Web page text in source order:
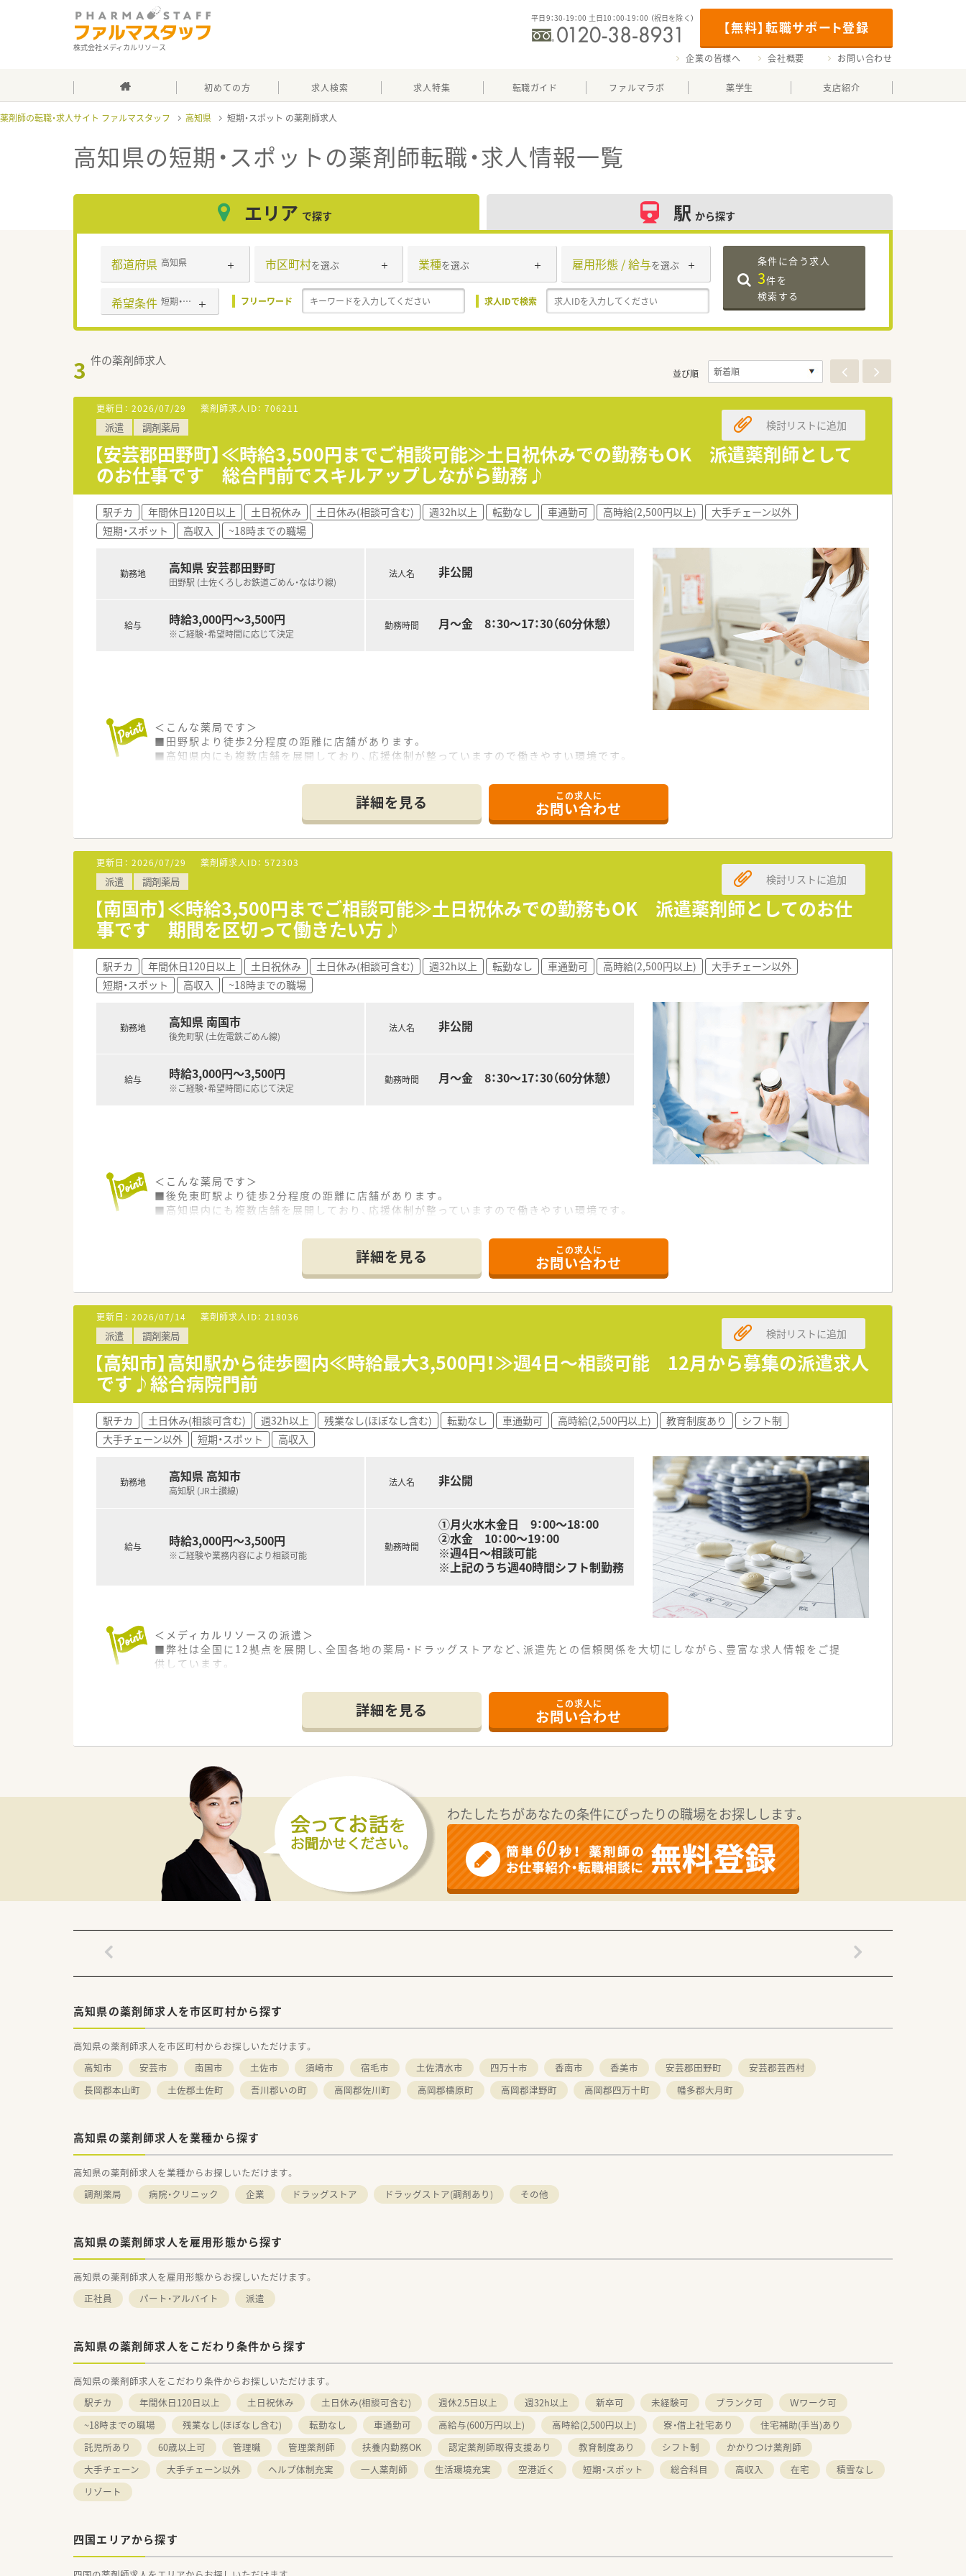
株式会社メディカルリソース
【無料】転職サポート登録
平日9：30-19：00 土日10：00-19：00 （祝日を除く）
企業の皆様へ 会社概要 お問い合わせ
初めての方 求人検索 求人特集 転職ガイド ファルマラボ 薬学生 支店紹介
薬剤師の転職・求人サイト ファルマスタッフ 高知県 短期・スポット
高知県の短期・スポットの薬剤師転職・求人情報一覧
エリア で探す 駅 から探す
都道府県 高知県 市区町村を選ぶ 業種を選ぶ 雇用形態 / 給与を選ぶ
希望条件 短期・スポット フリーワード 求人IDで検索
条件に合う求人
3件を
検索する
3 件の薬剤師求人
並び順
更新日： 2026/07/29 薬剤師求人ID： 706211
派遣 調剤薬局
【安芸郡田野町】≪時給3,500円までご相談可能≫土日祝休みでの勤務もOK 派遣薬剤師として
のお仕事です 総合門前でスキルアップしながら勤務♪
検討リストに追加
駅チカ 年間休日120日以上 土日祝休み 土日休み(相談可含む) 週32h以上 転勤なし 車通勤可 高時給(2,500円以上)
大手チェーン以外
短期・スポット
高収入 ~18時までの職場
勤務地 高知県 安芸郡田野町
田野駅 (土佐くろしお鉄道ごめん・なはり線)
給与 時給3,000円～3,500円
※ご経験・希望時間に応じて決定
法人名 非公開
勤務時間 月～金 8：30～17：30（60分休憩）
＜こんな薬局です＞
■田野駅より徒歩2分程度の距離に店舗があります。
■高知県内にも複数店舗を展開しており、応援体制が整っていますので働きやすい環境です。
■処方箋による調剤業務、服薬指導、薬剤情報の提供など
■近隣のクリニックより処方を応需しています。
＜メディカルリソースの派遣＞
■弊社は全国に12拠点を展開し、全国各地の薬局・ドラッグストアなど、派遣先との信頼関係を大切にしながら、豊富な求人情報をご提
供しています。
また、今後ご転居された場合でも、全国各地のエリア情報に精通したコンサルタントが皆様をお迎えいたします。
■充実した福利厚生！
福利厚生サービス利用可能・スポーツクラブ利用可能・特別休暇制度・慶弔見舞金制度などがございます。
■研修制度も充実！
e-ラーニング受講無料・ファーマシーセミナーへの参加無料・情報メディア「ファルマラボ」 などがございます。
■各種社会保険完備(雇用保険・社会保険：週20時間以上勤務者)
■就業日は当社負担にて薬剤師賠償責任保険が適用されますので、安心してご就業いただけます。
■有給休暇も取得(6ヶ月以上勤務)可能です。他にも、夏季休暇・結婚休暇・出産休暇（産休取得者以外）・産前産後休暇・忌引休暇・子の看
★少しでも気になった方はお気軽にお問合せください！
詳細を見る この求人に
お問い合わせ
更新日： 2026/07/29 薬剤師求人ID： 572303
派遣 調剤薬局
【南国市】≪時給3,500円までご相談可能≫土日祝休みでの勤務もOK 派遣薬剤師としてのお仕
事です 期間を区切って働きたい方♪
検討リストに追加
駅チカ 年間休日120日以上 土日祝休み 土日休み(相談可含む) 週32h以上 転勤なし 車通勤可 高時給(2,500円以上)
大手チェーン以外
短期・スポット
高収入 ~18時までの職場
勤務地 高知県 南国市
後免町駅 (土佐電鉄ごめん線)
給与 時給3,000円～3,500円
※ご経験・希望時間に応じて決定
法人名 非公開
勤務時間 月～金 8：30～17：30（60分休憩）
＜こんな薬局です＞
■後免東町駅より徒歩2分程度の距離に店舗があります。
■高知県内にも複数店舗を展開しており、応援体制が整っていますので働きやすい環境です。
■処方箋による調剤業務、服薬指導、薬剤情報の提供など
■近隣のクリニックより処方を応需しています。
＜メディカルリソースの派遣＞
■弊社は全国に12拠点を展開し、全国各地の薬局・ドラッグストアなど、派遣先との信頼関係を大切にしながら、豊富な求人情報をご提
供しています。
また、今後ご転居された場合でも、全国各地のエリア情報に精通したコンサルタントが皆様をお迎えいたします。
■充実した福利厚生！
福利厚生サービス利用可能・スポーツクラブ利用可能・特別休暇制度・慶弔見舞金制度などがございます。
■研修制度も充実！
e-ラーニング受講無料・ファーマシーセミナーへの参加無料・情報メディア「ファルマラボ」 などがございます。
■各種社会保険完備(雇用保険・社会保険：週20時間以上勤務者)
■就業日は当社負担にて薬剤師賠償責任保険が適用されますので、安心してご就業いただけます。
■有給休暇も取得(6ヶ月以上勤務)可能です。他にも、夏季休暇・結婚休暇・出産休暇（産休取得者以外）・産前産後休暇・忌引休暇・子の看
★少しでも気になった方はお気軽にお問合せください！
詳細を見る この求人に
お問い合わせ
更新日： 2026/07/14 薬剤師求人ID： 218036
派遣 調剤薬局
【高知市】高知駅から徒歩圏内≪時給最大3,500円！≫週4日～相談可能 12月から募集の派遣求人
です♪総合病院門前
検討リストに追加
駅チカ 土日休み(相談可含む) 週32h以上 残業なし(ほぼなし含む) 転勤なし 車通勤可 高時給(2,500円以上) 教育制度あり
シフト制
大手チェーン以外
短期・スポット 高収入
勤務地 高知県 高知市
高知駅 (JR土讃線)
給与 時給3,000円～3,500円
※ご経験や業務内容により相談可能
法人名 非公開
勤務時間
①月火水木金日 9：00～18：00
②水金 10：00～19：00
※週4日～相談可能
※上記のうち週40時間シフト制勤務
＜メディカルリソースの派遣＞
■弊社は全国に12拠点を展開し、全国各地の薬局・ドラッグストアなど、派遣先との信頼関係を大切にしながら、豊富な求人情報をご提
供しています。
福利厚生サービス利用可能・スポーツクラブ利用可能・特別休暇制度・慶弔見舞金制度などがございます。
e-ラーニング受講無料・ファーマシーセミナーへの参加無料・情報メディア「ファルマラボ」 などがございます。
■各種社会保険完備(雇用保険・社会保険：週20時間以上勤務者)
■就業日は当社負担にて薬剤師賠償責任保険が適用されますので、安心してご就業いただけます。
■有給休暇も取得(6ヶ月以上勤務)可能です。他にも、夏季休暇・結婚休暇・出産休暇（産休取得者以外）・産前産後休暇・忌引休暇・子の看
護休暇・介護休暇が取得可能です。
ださい！
詳細を見る この求人に
お問い合わせ
わたしたちがあなたの条件にぴったりの職場をお探しします。
高知県の薬剤師求人を市区町村から探す
高知県の薬剤師求人を市区町村からお探しいただけます。
高知市
安芸市 南国市 土佐市 須崎市 宿毛市 土佐清水市 四万十市 香南市 香美市 安芸郡田野町
安芸郡芸西村
長岡郡本山町
土佐郡土佐町 吾川郡いの町 高岡郡佐川町 高岡郡檮原町 高岡郡津野町 高岡郡四万十町 幡多郡大月町
高知県の薬剤師求人を業種から探す
高知県の薬剤師求人を業種からお探しいただけます。
調剤薬局
病院・クリニック 企業 ドラッグストア ドラッグストア(調剤あり) その他
高知県の薬剤師求人を雇用形態から探す
高知県の薬剤師求人を雇用形態からお探しいただけます。
正社員
パート・アルバイト 派遣
高知県の薬剤師求人をこだわり条件から探す
高知県の薬剤師求人をこだわり条件からお探しいただけます。
駅チカ
年間休日120日以上 土日祝休み 土日休み(相談可含む) 週休2.5日以上 週32h以上 新卒可 未経験可 ブランク可
Ｗワーク可
~18時までの職場
残業なし(ほぼなし含む) 転勤なし 車通勤可 高給与(600万円以上) 高時給(2,500円以上) 寮・借上社宅あり
住宅補助(手当)あり
託児所あり
60歳以上可 管理職 管理薬剤師 扶養内勤務OK 認定薬剤師取得支援あり 教育制度あり シフト制
かかりつけ薬剤師
大手チェーン
大手チェーン以外 ヘルプ体制充実 一人薬剤師 生活環境充実 空港近く 短期・スポット 総合科目 高収入 在宅
積雪なし
リゾート
四国エリアから探す